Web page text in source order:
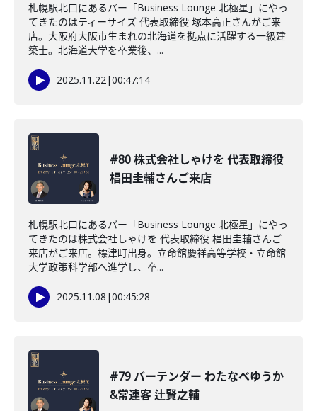
札幌駅北口にあるバー「Business Lounge 北極星」にやっ
てきたのはティーサイズ 代表取締役 塚本高正さんがご来
店。大阪府大阪市生まれの北海道を拠点に活躍する一級建
築士。北海道大学を卒業後、...
2025.11.22|00:47:14
#80 株式会社しゃけを 代表取締役
椙田圭輔さんご来店
札幌駅北口にあるバー「Business Lounge 北極星」にやっ
てきたのは株式会社しゃけを 代表取締役 椙田圭輔さんご
来店がご来店。標津町出身。立命館慶祥高等学校・立命館
大学政策科学部へ進学し、卒...
2025.11.08 |00:45:28
#79 バーテンダー わたなべゆうか
&常連客 辻賢之輔